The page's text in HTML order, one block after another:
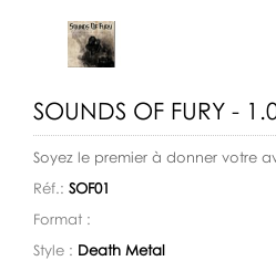
SOUNDS OF FURY -
Soyez le premier à donner votre
Réf.: SOF01
Format :
Style : Death Metal